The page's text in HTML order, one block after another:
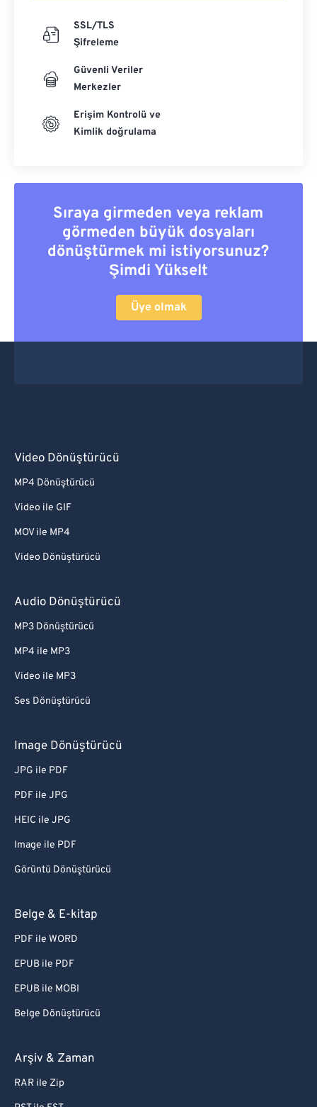
SSL/TLS
Şifreleme
Güvenli Veriler
Merkezler
Erişim Kontrolü ve
Kimlik doğrulama
Sıraya girmeden veya reklam
görmeden büyük dosyaları
dönüştürmek mi istiyorsunuz?
Şimdi Yükselt
Üye olmak
Video Dönüştürücü
MP4 Dönüştürücü
Video ile GIF
MOV ile MP4
Video Dönüştürücü
Audio Dönüştürücü
MP3 Dönüştürücü
MP4 ile MP3
Video ile MP3
Ses Dönüştürücü
Image Dönüştürücü
JPG ile PDF
PDF ile JPG
HEIC ile JPG
Image ile PDF
Görüntü Dönüştürücü
Belge & E-kitap
PDF ile WORD
EPUB ile PDF
EPUB ile MOBI
Belge Dönüştürücü
Arşiv & Zaman
RAR ile Zip